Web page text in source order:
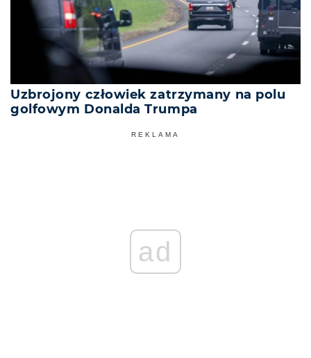
Uzbrojony człowiek zatrzymany na polu
golfowym Donalda Trumpa
REKLAMA
ad